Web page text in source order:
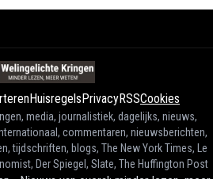
HuisregelsPrivacyRSSCookies
media, journalistiek, dagelijks, nieuws,
commentaren, nieuwsberichten,
tijdschriften, blogs, The New York Times, Le
Der Spiegel, Slate, The Huffington Post